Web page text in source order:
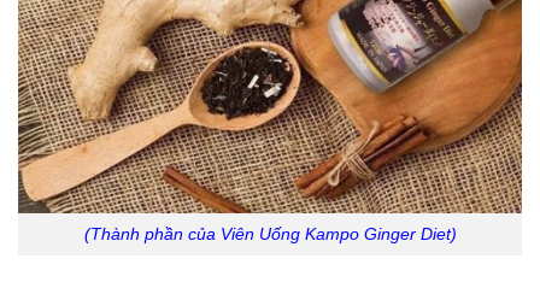
(Thành phần của Viên Uống Kampo Ginger Diet)